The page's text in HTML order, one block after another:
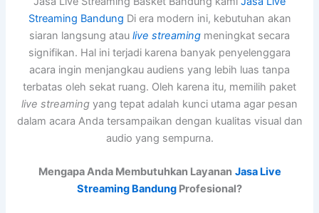
Streaming Bandung Di era modern ini, kebutuhan akan
siaran langsung atau live streaming meningkat secara
signifikan. Hal ini terjadi karena banyak penyelenggara
acara ingin menjangkau audiens yang lebih luas tanpa
terbatas oleh sekat ruang. Oleh karena itu, memilih paket
live streaming yang tepat adalah kunci utama agar pesan
dalam acara Anda tersampaikan dengan kualitas visual dan
audio yang sempurna.
Mengapa Anda Membutuhkan Layanan Jasa Live
Streaming Bandung Profesional?